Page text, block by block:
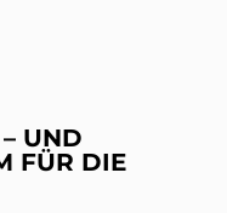
UND
FÜR DIE